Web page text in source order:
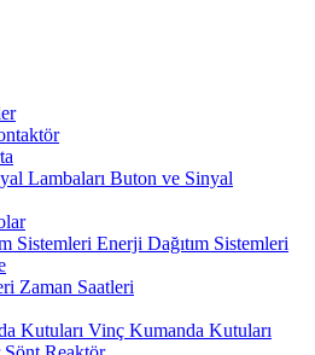
Buton ve Sinyal
Enerji Dağıtım Sistemleri
Zaman Saatleri
Vinç Kumanda Kutuları